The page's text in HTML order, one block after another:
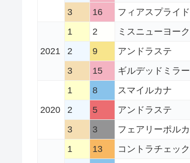
3
16 フィアスプライド
2021
1 2 ミスニューヨーク
2
9 アンドラステ
3
15 ギルデッドミラー
2020
1 8 スマイルカナ
2
5 アンドラステ
3
3 フェアリーポルカ
1 13 コントラチェック